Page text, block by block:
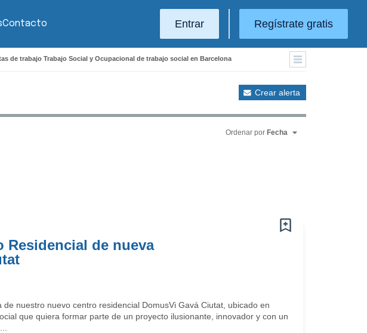
Contacto Entrar Regístrate gratis
de trabajo Trabajo Social y Ocupacional de trabajo social en Barcelona
Crear alerta
Ordenar por Fecha
Residencial de nueva
nuestro nuevo centro residencial DomusVi Gavá Ciutat, ubicado en
que quiera formar parte de un proyecto ilusionante, innovador y con un